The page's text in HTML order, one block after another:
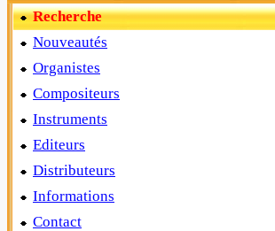
Recherche
Nouveautés
Organistes
Compositeurs
Instruments
Editeurs
Distributeurs
Informations
Contact